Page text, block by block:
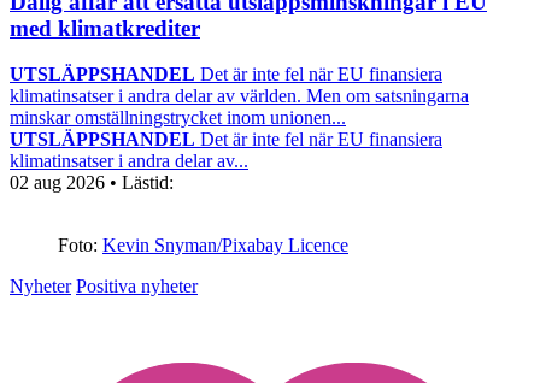
med klimatkrediter
UTSLÄPPSHANDEL Det är inte fel när EU finansiera
klimatinsatser i andra delar av världen. Men om satsningarna
minskar omställningstrycket inom unionen...
UTSLÄPPSHANDEL Det är inte fel när EU finansiera
klimatinsatser i andra delar av...
02 aug 2026 • Lästid:
Foto: Kevin Snyman/Pixabay Licence
Nyheter Positiva nyheter